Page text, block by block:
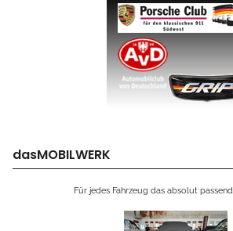
dasMOBILWERK
Für jedes Fahrzeug das absolut